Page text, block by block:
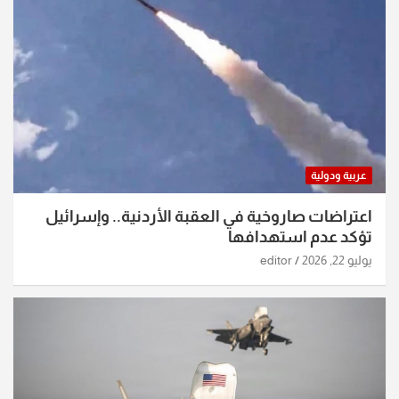
عربية ودولية
اعتراضات صاروخية في العقبة الأردنية.. وإسرائيل
تؤكد عدم استهدافها
يوليو 22, 2026 editor